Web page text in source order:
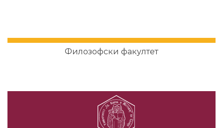
Филозофски факултет